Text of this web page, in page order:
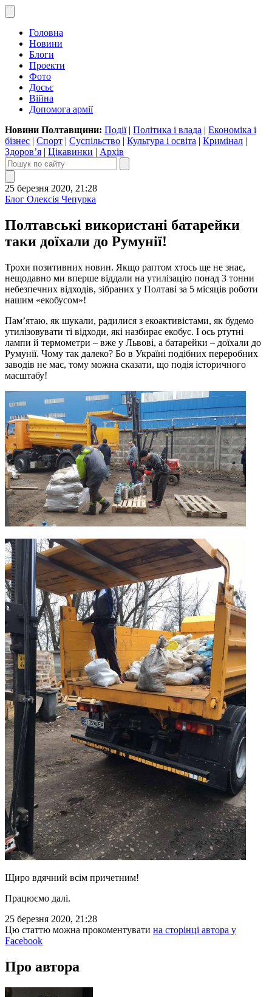
Головна
Новини
Блоги
Проекти
Фото
Досьє
Війна
Допомога армії
Новини Полтавщини: Події| Політика і влада | Економіка і
бізнес | Спорт | Суспільство | Культура і освіта | Кримінал |
Здоров’я | Цікавинки | Архів
25 березня 2020, 21:28
Блог Олексія Чепурка
Полтавські використані батарейки
таки доїхали до Румунії!
Трохи позитивних новин. Якщо раптом хтось ще не знає,
нещодавно ми вперше віддали на утилізацію понад 3 тонни
небезпечних відходів, зібраних у Полтаві за 5 місяців роботи
нашим «екобусом»!
Пам’ятаю, як шукали, радилися з екоактивістами, як будемо
утилізовувати ті відходи, які назбирає екобус. І ось ртутні
лампи й термометри – вже у Львові, а батарейки – доїхали до
Румунії. Чому так далеко? Бо в Україні подібних переробних
заводів не має, тому можна сказати, що подія історичного
масштабу!
Щиро вдячний всім причетним!
Працюємо далі.
25 березня 2020, 21:28
Цю статтю можна прокоментувати на сторінці автора у
Facebook
Про автора